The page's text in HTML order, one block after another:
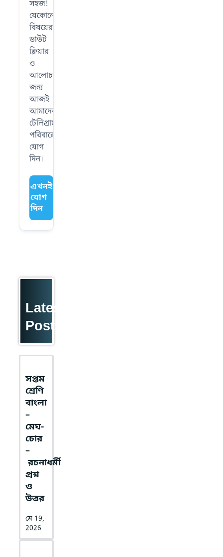
সহজ!
যেকোনো
বিষয়ের
ডাউট
ক্লিয়ার
ও
আলোচনার
জন্য
আজই
আমাদের
টেলিগ্রাম
পরিবারে
যোগ
দিন।
এখনই
যোগ
দিন
Latest
Posts
সপ্তম
শ্রেণি
বাংলা
–
মেঘ-
চোর
–
রচনাধর্মী
প্রশ্ন
ও
উত্তর
মে 19,
2026